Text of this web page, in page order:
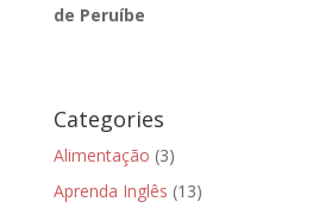
de Peruíbe
Categories
Alimentação (3)
Aprenda Inglês (13)